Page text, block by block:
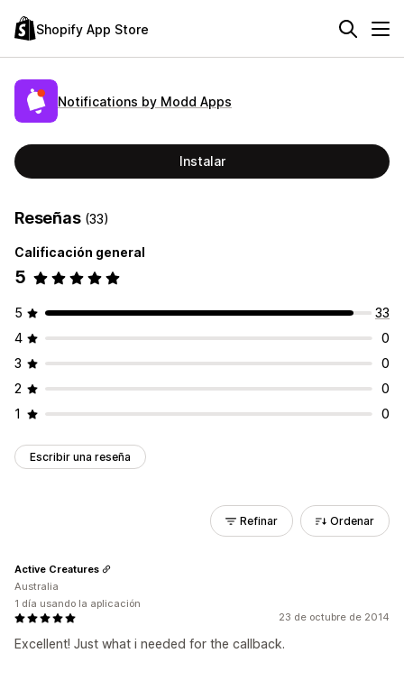
Shopify App Store
Notifications by Modd Apps
Instalar
Reseñas (33)
Calificación general
5
5
33
4
0
3
0
2
0
1
0
Escribir una reseña
Refinar Ordenar
23 de octubre de 2014
Excellent! Just what i needed for the callback.
Active Creatures
Australia
1 día usando la aplicación